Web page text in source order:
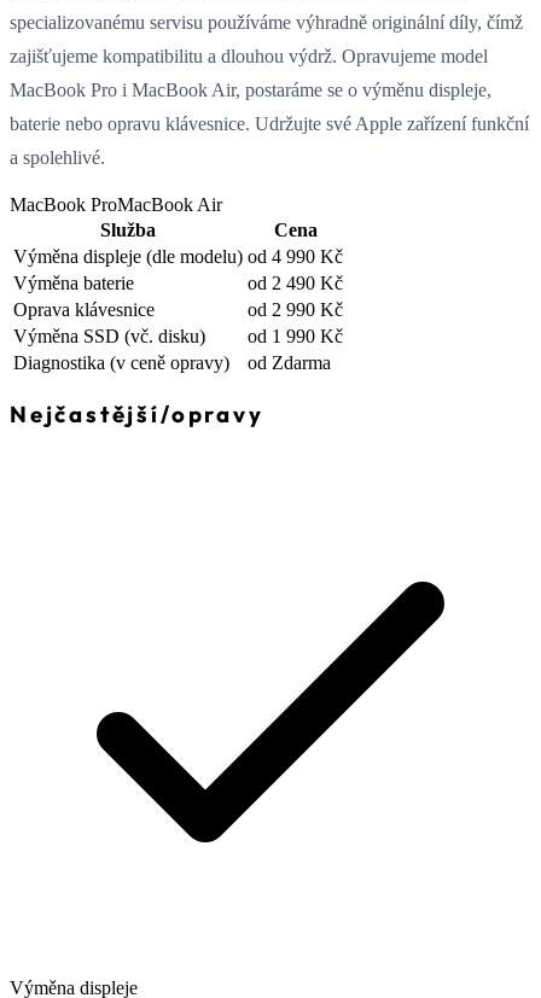
specializovanému servisu používáme výhradně originální díly, čímž
zajišťujeme kompatibilitu a dlouhou výdrž. Opravujeme model
MacBook Pro i MacBook Air, postaráme se o výměnu displeje,
baterie nebo opravu klávesnice. Udržujte své Apple zařízení funkční
a spolehlivé.
MacBook ProMacBook Air
Služba
Cena
Výměna displeje (dle modelu) od 4 990 Kč
Výměna baterie
od 2 490 Kč
Oprava klávesnice
od 2 990 Kč
Výměna SSD (vč. disku)
od 1 990 Kč
Diagnostika (v ceně opravy) od Zdarma
Nejčastější/opravy
Výměna displeje